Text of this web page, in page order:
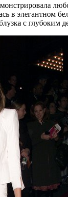
в элегантном
с глубоким